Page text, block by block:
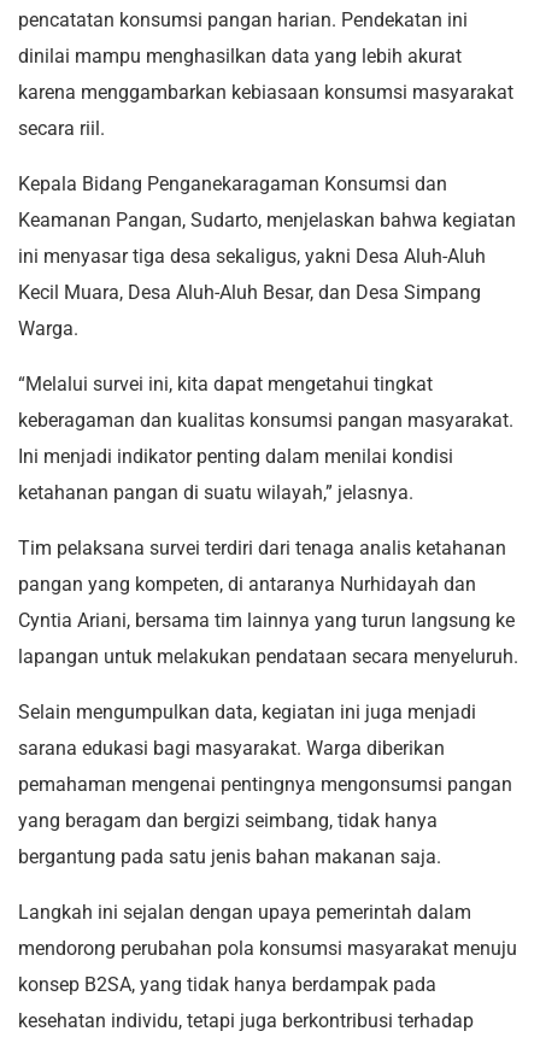
pencatatan konsumsi pangan harian. Pendekatan ini
dinilai mampu menghasilkan data yang lebih akurat
karena menggambarkan kebiasaan konsumsi masyarakat
secara riil.
Kepala Bidang Penganekaragaman Konsumsi dan
Keamanan Pangan, Sudarto, menjelaskan bahwa kegiatan
ini menyasar tiga desa sekaligus, yakni Desa Aluh-Aluh
Kecil Muara, Desa Aluh-Aluh Besar, dan Desa Simpang
Warga.
“Melalui survei ini, kita dapat mengetahui tingkat
keberagaman dan kualitas konsumsi pangan masyarakat.
Ini menjadi indikator penting dalam menilai kondisi
ketahanan pangan di suatu wilayah,” jelasnya.
Tim pelaksana survei terdiri dari tenaga analis ketahanan
pangan yang kompeten, di antaranya Nurhidayah dan
Cyntia Ariani, bersama tim lainnya yang turun langsung ke
lapangan untuk melakukan pendataan secara menyeluruh.
Selain mengumpulkan data, kegiatan ini juga menjadi
sarana edukasi bagi masyarakat. Warga diberikan
pemahaman mengenai pentingnya mengonsumsi pangan
yang beragam dan bergizi seimbang, tidak hanya
bergantung pada satu jenis bahan makanan saja.
Langkah ini sejalan dengan upaya pemerintah dalam
mendorong perubahan pola konsumsi masyarakat menuju
konsep B2SA, yang tidak hanya berdampak pada
kesehatan individu, tetapi juga berkontribusi terhadap